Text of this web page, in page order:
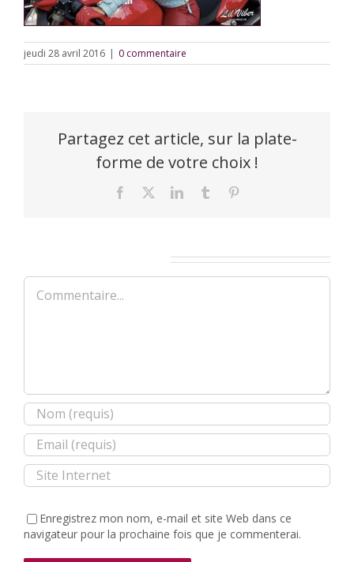
jeudi 28 avril 2016 | 0 commentaire
Partagez cet article, sur la plate-
forme de votre choix !
Facebook LinkedInTumblr
Commentaire
Enregistrez mon nom, e-mail et site Web dans ce
navigateur pour la prochaine fois que je commenterai.